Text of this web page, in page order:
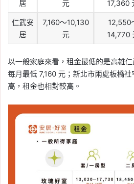
居 元 17,360
仁武安
居
7,160～10,130
元
12,550
14,770
以一般家庭來看，租金最低的是高雄仁
每月最低 7,160 元；新北市兩處板橋
高，租金也相對較高。